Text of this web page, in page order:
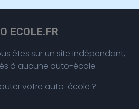
ECOLE.FR
êtes sur un site indépendant,
à aucune auto-école.
votre auto-école ?